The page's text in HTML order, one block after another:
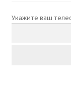
Укажите ваш